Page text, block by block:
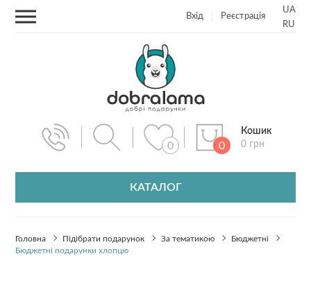
Вхід Реєстрація
UA
RU
0 0
Кошик
0 грн
КАТАЛОГ
Головна Підібрати подарунок За тематикою
Бюджетні
Бюджетні подарунки хлопцю